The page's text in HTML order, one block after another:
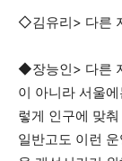
◇김유리> 다른
◆장능인> 다른
이 아니라 서울
렇게 인구에 맞
일반고도 이런